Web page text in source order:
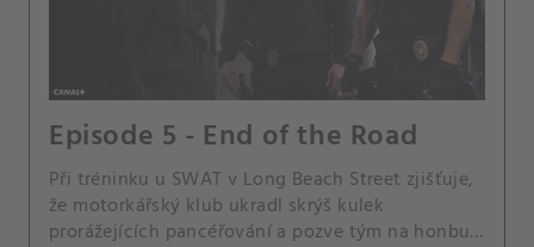
Episode 5 - End of the Road
Při tréninku u SWAT v Long Beach Street zjišťuje,
že motorkářský klub ukradl skrýš kulek
prorážejících pancéřování a pozve tým na honbu